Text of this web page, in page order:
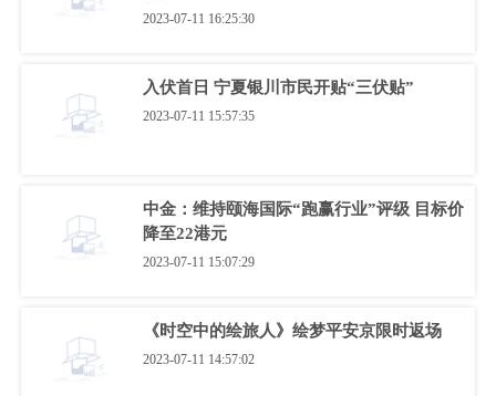
2023-07-11 16:25:30
入伏首日 宁夏银川市民开贴“三伏贴”
2023-07-11 15:57:35
中金：维持颐海国际“跑赢行业”评级 目标价
降至22港元
2023-07-11 15:07:29
《时空中的绘旅人》绘梦平安京限时返场
2023-07-11 14:57:02